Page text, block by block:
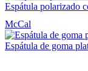
Espátula polarizado
McCal
Espátula de goma